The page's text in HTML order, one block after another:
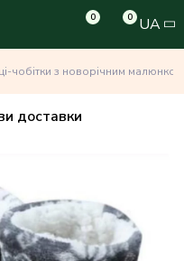
0 0 UA
чобітки з новорічним малюнком
доставки